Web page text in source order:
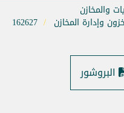
والمخازن
وإدارة المخازن 162627
البروشور